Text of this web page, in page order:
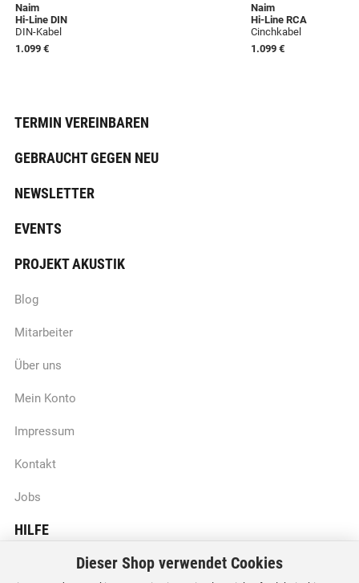
Naim
Hi-Line DIN
DIN-Kabel
1.099 €
Naim
Hi-Line RCA
Cinchkabel
1.099 €
TERMIN VEREINBAREN
GEBRAUCHT GEGEN NEU
NEWSLETTER
EVENTS
PROJEKT AKUSTIK
Blog
Mitarbeiter
Über uns
Mein Konto
Impressum
Kontakt
Jobs
HILFE
Batteriegesetzhinweise
Dieser Shop verwendet Cookies